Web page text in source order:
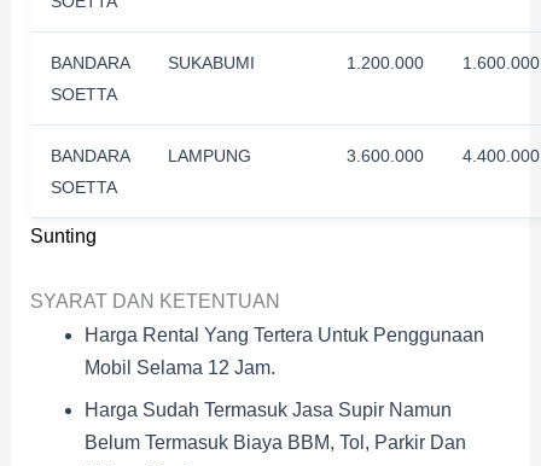
Sunting
BANDARA
SOETTA
SUKABUMI 1.200.000 1.600.000
BANDARA
SOETTA
LAMPUNG 3.600.000 4.400.000
SYARAT DAN KETENTUAN
Harga Rental Yang Tertera Untuk Penggunaan
Mobil Selama 12 Jam.
Harga Sudah Termasuk Jasa Supir Namun
Belum Termasuk Biaya BBM, Tol, Parkir Dan